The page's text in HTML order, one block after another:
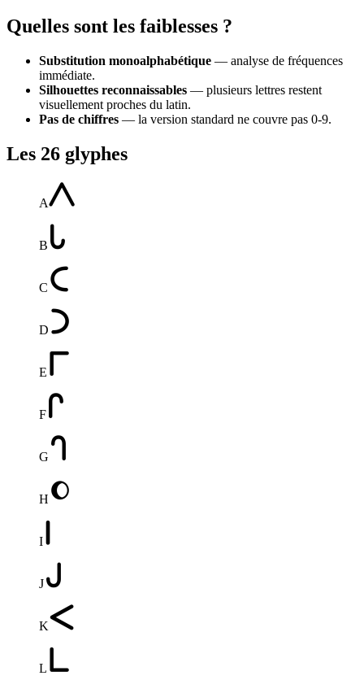
Quelles sont les faiblesses ?
Substitution monoalphabétique — analyse de fréquences
immédiate.
Silhouettes reconnaissables — plusieurs lettres restent
visuellement proches du latin.
Pas de chiffres — la version standard ne couvre pas 0-9.
Les 26 glyphes
A
B
C
D
E
F
G
H
I
J
K
L